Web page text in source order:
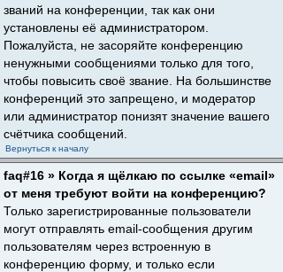
званий на конференции, так как они
установлены её администратором.
Пожалуйста, не засоряйте конференцию
ненужными сообщениями только для того,
чтобы повысить своё звание. На большинстве
конференций это запрещено, и модератор
или администратор понизят значение вашего
счётчика сообщений.
Вернуться к началу
faq#16 » Когда я щёлкаю по ссылке «email»
от меня требуют войти на конференцию?
Только зарегистрированные пользователи
могут отправлять email-сообщения другим
пользователям через встроенную в
конференцию форму, и только если